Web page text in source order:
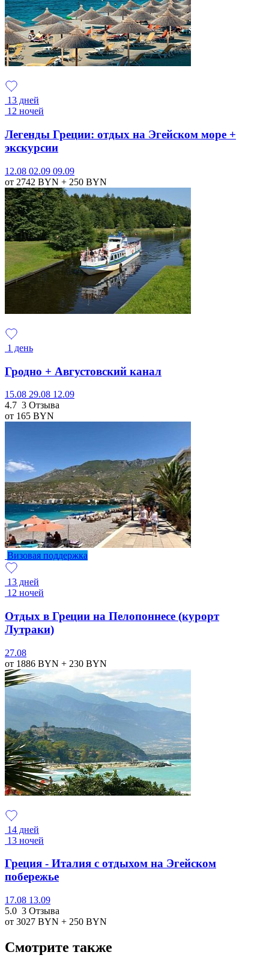
13 дней
12 ночей
Легенды Греции: отдых на Эгейском море +
экскурсии
12.08 02.09 09.09
от 2742 BYN + 250 BYN
1 день
Гродно + Августовский канал
15.08 29.08 12.09
4.7 3 Отзыва
от 165 BYN
Визовая поддержка
13 дней
12 ночей
Отдых в Греции на Пелопоннесе (курорт
Лутраки)
27.08
от 1886 BYN + 230 BYN
14 дней
13 ночей
Греция - Италия с отдыхом на Эгейском
побережье
17.08 13.09
5.0 3 Отзыва
от 3027 BYN + 250 BYN
Смотрите также